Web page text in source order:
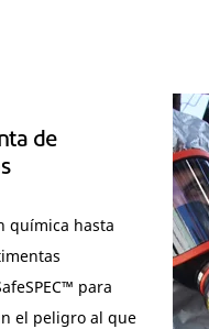
de
química hasta
para
el peligro al que